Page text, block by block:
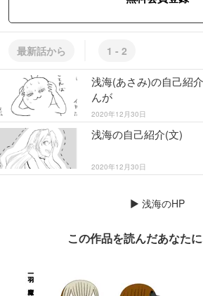
最新話から 1 - 2
浅海(あさみ)の自己紹
んが
2020年12月30日
浅海の自己紹介(文)
2020年12月30日
▶ 浅海のHP
この作品を読んだあなた